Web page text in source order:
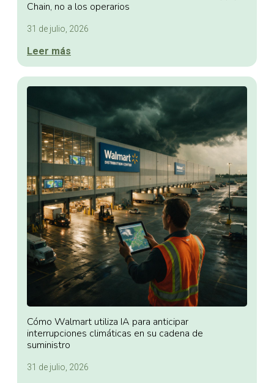
Chain, no a los operarios
31 de julio, 2026
Leer más
Cómo Walmart utiliza IA para anticipar
interrupciones climáticas en su cadena de
suministro
31 de julio, 2026